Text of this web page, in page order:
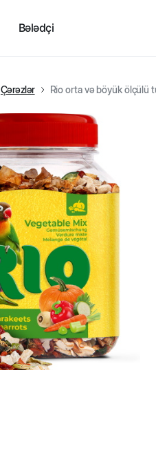
Bələdçi
Çərəzlər Rio orta və böyük ölçülü